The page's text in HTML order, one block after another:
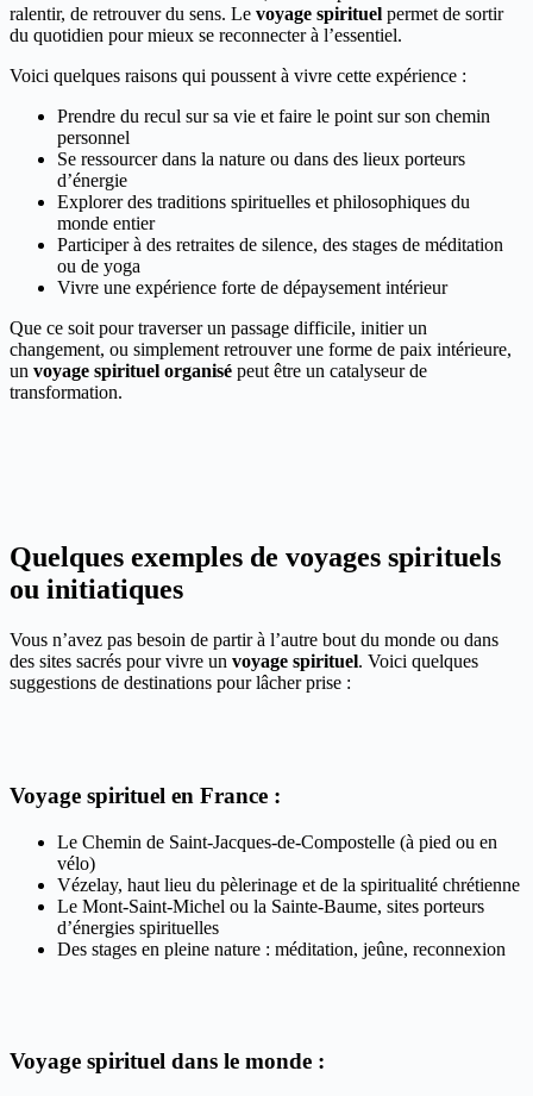
ralentir, de retrouver du sens. Le voyage spirituel permet de sortir
du quotidien pour mieux se reconnecter à l’essentiel.
Voici quelques raisons qui poussent à vivre cette expérience :
Prendre du recul sur sa vie et faire le point sur son chemin
personnel
Se ressourcer dans la nature ou dans des lieux porteurs
d’énergie
Explorer des traditions spirituelles et philosophiques du
monde entier
Participer à des retraites de silence, des stages de méditation
ou de yoga
Vivre une expérience forte de dépaysement intérieur
Que ce soit pour traverser un passage difficile, initier un
changement, ou simplement retrouver une forme de paix intérieure,
un voyage spirituel organisé peut être un catalyseur de
transformation.
Quelques exemples de voyages spirituels
ou initiatiques
Vous n’avez pas besoin de partir à l’autre bout du monde ou dans
des sites sacrés pour vivre un voyage spirituel. Voici quelques
suggestions de destinations pour lâcher prise :
Voyage spirituel en France :
Le Chemin de Saint-Jacques-de-Compostelle (à pied ou en
vélo)
Vézelay, haut lieu du pèlerinage et de la spiritualité chrétienne
Le Mont-Saint-Michel ou la Sainte-Baume, sites porteurs
d’énergies spirituelles
Des stages en pleine nature : méditation, jeûne, reconnexion
Voyage spirituel dans le monde :